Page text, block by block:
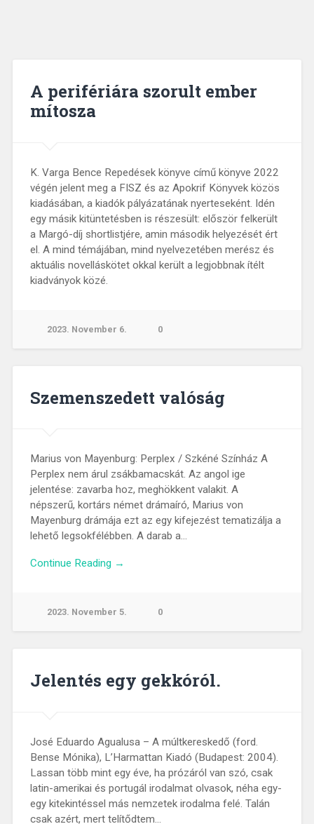
A perifériára szorult ember
mítosza
K. Varga Bence Repedések könyve című könyve 2022
végén jelent meg a FISZ és az Apokrif Könyvek közös
kiadásában, a kiadók pályázatának nyerteseként. Idén
egy másik kitüntetésben is részesült: először felkerült
a Margó-díj shortlistjére, amin második helyezését ért
el. A mind témájában, mind nyelvezetében merész és
aktuális novelláskötet okkal került a legjobbnak ítélt
kiadványok közé.
2023. November 6. 0
Szemenszedett valóság
Marius von Mayenburg: Perplex / Szkéné Színház A
Perplex nem árul zsákbamacskát. Az angol ige
jelentése: zavarba hoz, meghökkent valakit. A
népszerű, kortárs német drámaíró, Marius von
Mayenburg drámája ezt az egy kifejezést tematizálja a
lehető legsokfélébben. A darab a…
Continue Reading →
2023. November 5. 0
Jelentés egy gekkóról.
José Eduardo Agualusa – A múltkereskedő (ford.
Bense Mónika), L’Harmattan Kiadó (Budapest: 2004).
Lassan több mint egy éve, ha prózáról van szó, csak
latin-amerikai és portugál irodalmat olvasok, néha egy-
egy kitekintéssel más nemzetek irodalma felé. Talán
csak azért, mert telítődtem…